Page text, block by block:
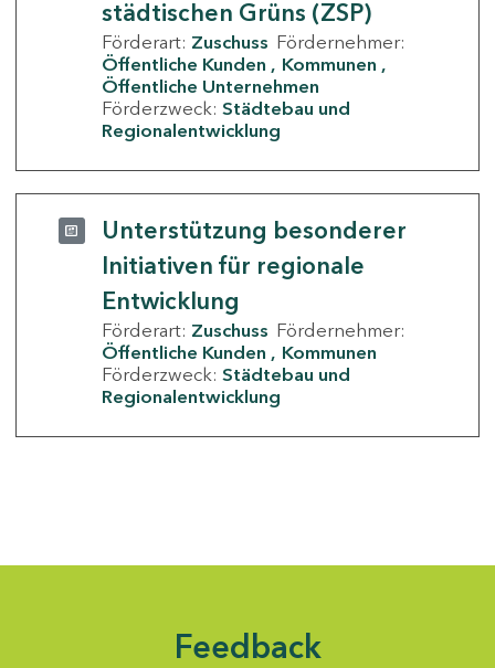
städtischen Grüns (ZSP)
Förderart: Zuschuss Fördernehmer:
Öffentliche Kunden
Kommunen
Öffentliche Unternehmen
Förderzweck: Städtebau und
Regionalentwicklung
Unterstützung besonderer
Initiativen für regionale
Entwicklung
Förderart: Zuschuss Fördernehmer:
Öffentliche Kunden
Kommunen
Förderzweck: Städtebau und
Regionalentwicklung
Feedback